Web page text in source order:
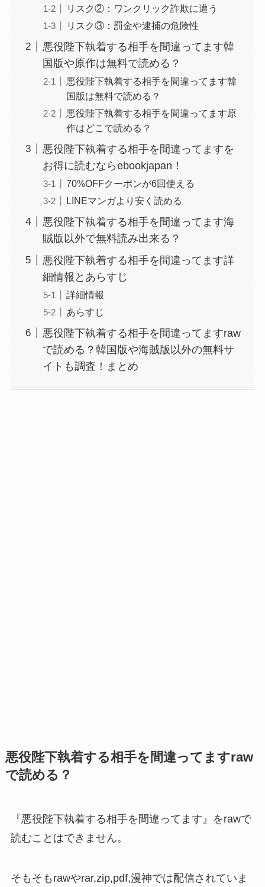
リスク②：ワンクリック詐欺に遭う
リスク③：罰金や逮捕の危険性
悪役陛下執着する相手を間違ってます韓
国版や原作は無料で読める？
悪役陛下執着する相手を間違ってます韓
国版は無料で読める？
悪役陛下執着する相手を間違ってます原
作はどこで読める？
悪役陛下執着する相手を間違ってますを
お得に読むならebookjapan！
70%OFFクーポンが6回使える
LINEマンガより安く読める
悪役陛下執着する相手を間違ってます海
賊版以外で無料読み出来る？
悪役陛下執着する相手を間違ってます詳
細情報とあらすじ
詳細情報
あらすじ
悪役陛下執着する相手を間違ってますraw
で読める？韓国版や海賊版以外の無料サ
イトも調査！まとめ
悪役陛下執着する相手を間違ってますraw
で読める？
『悪役陛下執着する相手を間違ってます』をrawで
読むことはできません。
そもそもrawやrar,zip,pdf,漫神では配信されていま